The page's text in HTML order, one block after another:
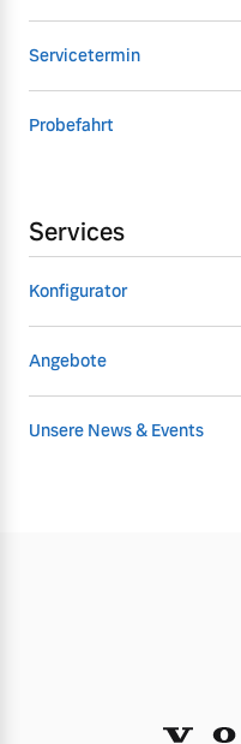
Servicetermin
Probefahrt
Services
Konfigurator
Angebote
Unsere News & Events